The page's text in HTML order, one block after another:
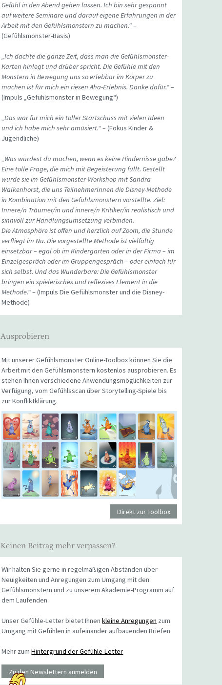
Gefühl in den Abend gehen lassen. Ich bin sehr gespannt
auf weitere Seminare und darauf eigene Erfahrungen in der
Arbeit mit den Gefühlsmonstern zu machen.“–
(Gefühlsmonster-Basis)
„Ich dachte die ganze Zeit, dass man die Gefühlsmonster-
Karten hinlegt und drüber spricht. Die Gefühle mit den
Monstern in Bewegung uns so erlebbar im Körper zu
machen ist für mich ein riesen Aha-Erlebnis. Danke dafür.“–
(Impuls „Gefühlsmonster in Bewegung“)
„Das war für mich ein toller Startschuss mit vielen Ideen
und ich habe mich sehr amüsiert.“ –(Fokus Kinder &
Jugendliche)
„Was würdest du machen, wenn es keine Hindernisse gäbe?
Eine tolle Frage, die mich mit Begeisterung füllt. Gestellt
wurde sie im Gefühlsmonster-Workshop mit Sandra
Walkenhorst, die uns TeilnehmerInnen die Disney-Methode
in Kombination mit den Gefühlsmonstern vorstellte. Ziel:
Innere/n Träumer/in und innere/n Kritiker/in realistisch und
sinnvoll zur Handlungsumsetzung verbinden.
Die Atmosphäre ist offen und herzlich auf Zoom, die Stunde
verfliegt im Nu. Die vorgestellte Methode ist vielfältig
einsetzbar – egal ob im Kindergarten oder in der Firma – im
Einzelgespräch oder im Gruppengespräch – oder einfach für
sich selbst. Und das Wunderbare: Die Gefühlsmonster
bringen ein spielerisches und reflexives Element in die
Methode.“– (Impuls Die Gefühlsmonster und die Disney-
Methode)
Ausprobieren
Mit unserer Gefühlsmonster Online-Toolbox können Sie die
Arbeit mit den Gefühlsmonstern kostenlos ausprobieren. Es
stehen Ihnen verschiedene Anwendungsmöglichkeiten zur
Verfügung, vom Gefühlsscan über Storytelling-Spiele bis
zur Konfliktklärung.
Direkt zur Toolbox
Keinen Beitrag mehr verpassen?
Wir halten Sie gerne in regelmäßigen Abständen über
Neuigkeiten und Anregungen zum Umgang mit den
Gefühlsmonstern und zu unserem Akademie-Programm auf
dem Laufenden.
Unser Gefühle-Letter bietet Ihnenkleine Anregungen zum
Umgang mit Gefühlen in aufeinander aufbauenden Briefen.
Mehr zumHintergrund der Gefühle-Letter
Zu den Newslettern anmelden